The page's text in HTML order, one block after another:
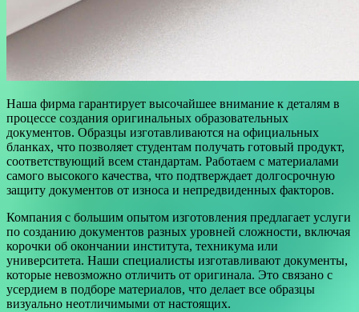
Наша фирма гарантирует высочайшее внимание к деталям в
процессе создания оригинальных образовательных
документов. Образцы изготавливаются на официальных
бланках, что позволяет студентам получать готовый продукт,
соответствующий всем стандартам. Работаем с материалами
самого высокого качества, что подтверждает долгосрочную
защиту документов от износа и непредвиденных факторов.
Компания с большим опытом изготовления предлагает услуги
по созданию документов разных уровней сложности, включая
корочки об окончании института, техникума или
университета. Наши специалисты изготавливают документы,
которые невозможно отличить от оригинала. Это связано с
усердием в подборе материалов, что делает все образцы
визуально неотличимыми от настоящих.